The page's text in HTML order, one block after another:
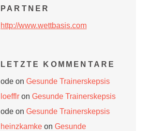
PARTNER
http://www.wettbasis.com
LETZTE KOMMENTARE
ode on Gesunde Trainerskepsis
loefflr on Gesunde Trainerskepsis
ode on Gesunde Trainerskepsis
heinzkamke on Gesunde